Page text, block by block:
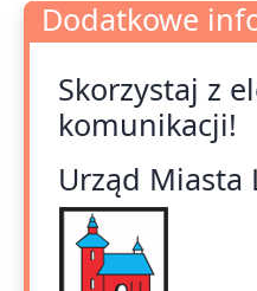
Dodatkowe
Dodatkowe
Skorzystaj z
komunikacji!
Urząd Miasta